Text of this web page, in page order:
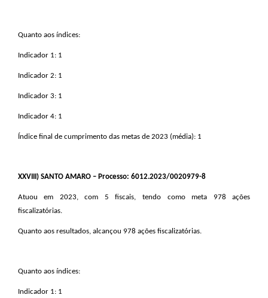
Quanto aos índices:
Indicador 1: 1
Indicador 2: 1
Indicador 3: 1
Indicador 4: 1
Índice final de cumprimento das metas de 2023 (média): 1
XXVIII ) SANTO AMARO – Processo: 6012.2023/0020979-8
Atuou em 2023, com 5 fiscais, tendo como meta 978 ações
fiscalizatórias.
Quanto aos resultados, alcançou 978 ações fiscalizatórias.
Quanto aos índices:
Indicador 1: 1